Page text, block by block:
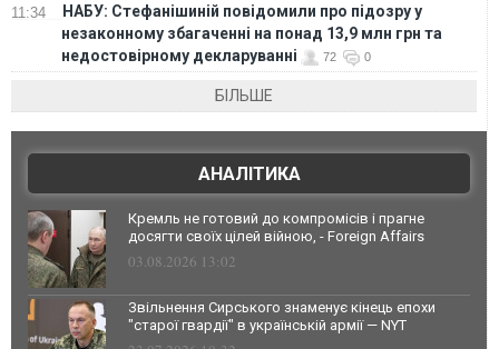
11:34
НАБУ: Стефанішиній повідомили про підозру у
незаконному збагаченні на понад 13,9 млн грн та
недостовірному декларуванні
72 0
БІЛЬШЕ
АНАЛІТИКА
Кремль не готовий до компромісів і прагне
досягти своїх цілей війною, - Foreign Affairs
03.08.2026 13:02
Звільнення Сирського знаменує кінець епохи
"старої гвардії" в українській армії — NYT